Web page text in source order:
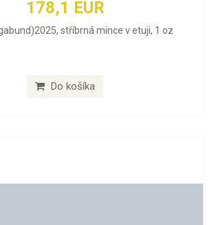
178,1 EUR
stříbrná mince v etuji, 1 oz
Do košíka